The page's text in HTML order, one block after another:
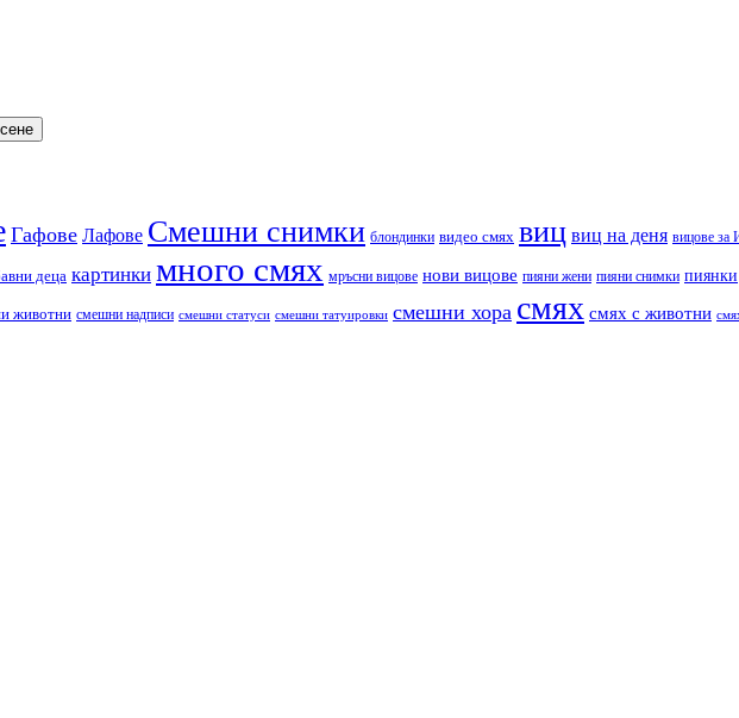
Гафове Лафове Смешни снимки блондинки видео смях виц виц на деня вицове за
деца картинки много смях мръсни вицове нови вицове пияни жени пияни снимки пиянки
животни смешни надписи смешни статуси смешни татуировки смешни хора смях смях с животни